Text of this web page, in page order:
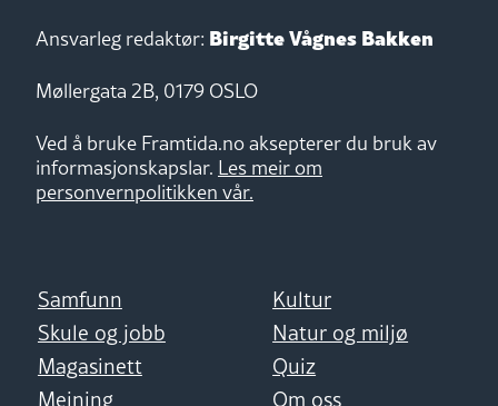
Ansvarleg redaktør: Birgitte Vågnes Bakken
Møllergata 2B, 0179 OSLO
Ved å bruke Framtida.no aksepterer du bruk av
informasjonskapslar. Les meir om
personvernpolitikken vår.
Samfunn
Kultur
Skule og jobb
Natur og miljø
Magasinett
Quiz
Meining
Om oss